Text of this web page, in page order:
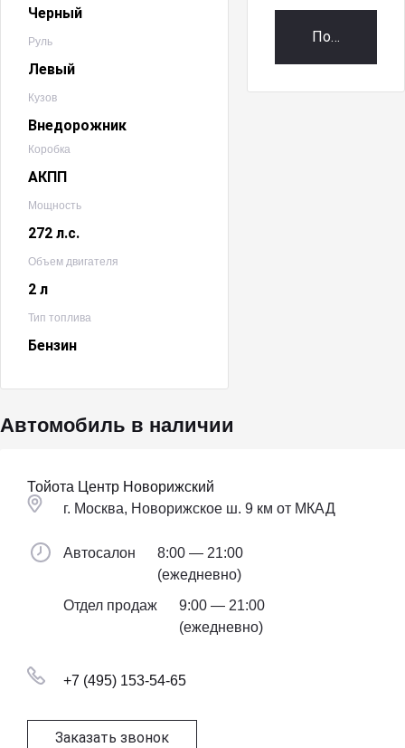
Черный
Руль
Левый
Кузов
Внедорожник
Коробка
АКПП
Мощность
272 л.с.
Объем двигателя
2 л
Тип топлива
Бензин
Получить
Автомобиль в наличии
Тойота Центр Новорижский
г. Москва, Новорижское ш. 9 км от МКАД
Автосалон
8:00 — 21:00
(ежедневно)
Отдел продаж
9:00 — 21:00
(ежедневно)
+7 (495) 153-54-65
Заказать звонок